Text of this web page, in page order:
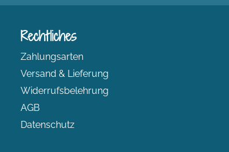
Rechtliches
Zahlungsarten
Versand & Lieferung
Widerrufsbelehrung
AGB
Datenschutz